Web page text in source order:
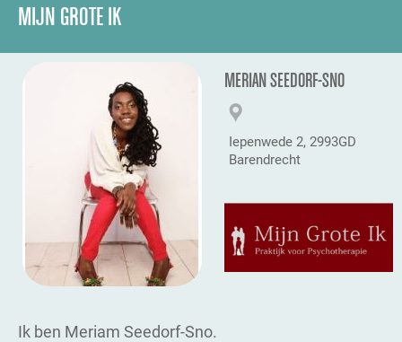
MIJN GROTE IK
MERIAN SEEDORF-SNO
Iepenwede 2, 2993GD
Barendrecht
Ik ben Meriam Seedorf-Sno.